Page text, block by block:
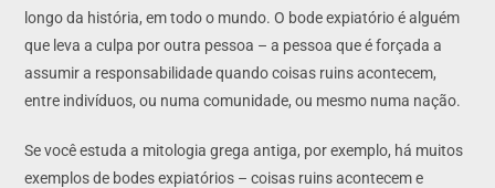
longo da história, em todo o mundo. O bode expiatório é alguém
que leva a culpa por outra pessoa – a pessoa que é forçada a
assumir a responsabilidade quando coisas ruins acontecem,
entre indivíduos, ou numa comunidade, ou mesmo numa nação.
Se você estuda a mitologia grega antiga, por exemplo, há muitos
exemplos de bodes expiatórios – coisas ruins acontecem e